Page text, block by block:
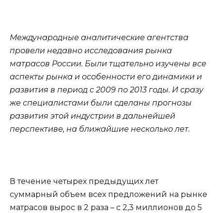
Международные аналитические агентства
провели недавно исследования рынка
матрасов России. Были тщательно изучены все
аспекты рынка и особенности его динамики и
развития в период с 2009 по 2013 годы. И сразу
же специалистами были сделаны прогнозы
развития этой индустрии в дальнейшей
перспективе, на ближайшие несколько лет.
В течение четырех предыдущих лет
суммарный объем всех предложений на рынке
матрасов вырос в 2 раза – с 2,3 миллионов до 5